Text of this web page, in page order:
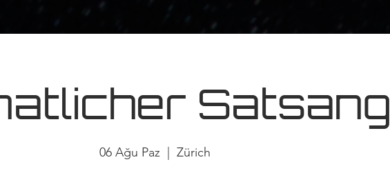
Satsang
06 Ağu Paz
  |
Zürich